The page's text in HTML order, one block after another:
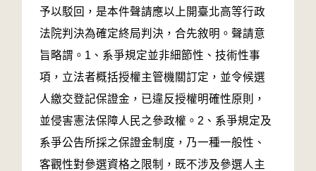
予以駁回，是本件聲請應以上開臺北高等行政
法院判決為確定終局判決，合先敘明。聲請意
旨略謂。1、系爭規定並非細節性、技術性事
項，立法者概括授權主管機關訂定，並令候選
人繳交登記保證金，已違反授權明確性原則，
並侵害憲法保障人民之參政權。2、系爭規定及
系爭公告所採之保證金制度，乃一種一般性、
客觀性對參選資格之限制，既不涉及參選人主